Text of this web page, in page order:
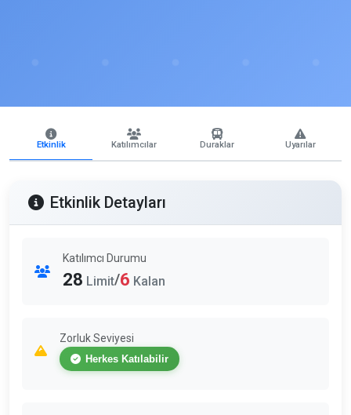
Etkinlik Katılımcılar Duraklar Uyarılar
Etkinlik Detayları
Katılımcı Durumu
28 Limit/6 Kalan
Zorluk Seviyesi
Herkes Katılabilir